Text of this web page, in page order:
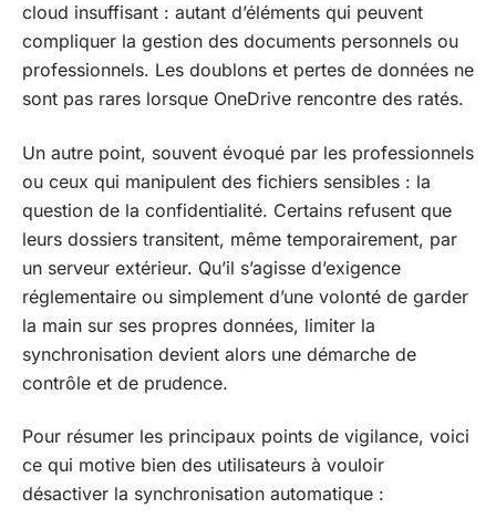
cloud insuffisant : autant d’éléments qui peuvent
compliquer la gestion des documents personnels ou
professionnels. Les doublons et pertes de données ne
sont pas rares lorsque OneDrive rencontre des ratés.
Un autre point, souvent évoqué par les professionnels
ou ceux qui manipulent des fichiers sensibles : la
question de la confidentialité. Certains refusent que
leurs dossiers transitent, même temporairement, par
un serveur extérieur. Qu’il s’agisse d’exigence
réglementaire ou simplement d’une volonté de garder
la main sur ses propres données, limiter la
synchronisation devient alors une démarche de
contrôle et de prudence.
Pour résumer les principaux points de vigilance, voici
ce qui motive bien des utilisateurs à vouloir
désactiver la synchronisation automatique :